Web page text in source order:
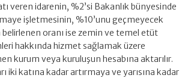
veren idarenin, %2’si Bakanlık bünyesinde
işletmesinin, %10’unu geçmeyecek
belirlenen oranı ise zemin ve temel etüt
hakkında hizmet sağlamak üzere
kurum veya kuruluşun hesabına aktarılır.
iki katına kadar artırmaya ve yarısına kadar